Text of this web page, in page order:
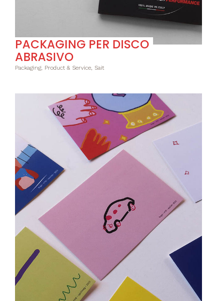
PACKAGING PER DISCO
ABRASIVO
Packaging, Product & Service, Sait